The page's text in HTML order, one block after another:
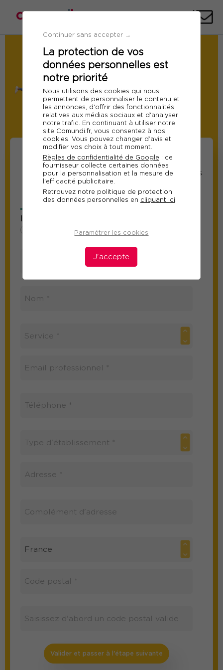
Continuer sans accepter →
La protection de vos
données personnelles est
notre priorité
Nous utilisons des cookies qui nous
permettent de personnaliser le contenu et
les annonces, d'offrir des fonctionnalités
relatives aux médias sociaux et d'analyser
notre trafic. En continuant à utiliser notre
site Comundi.fr, vous consentez à nos
cookies. Vous pouvez changer d’avis et
modifier vos choix à tout moment.
Règles de confidentialité de Google : ce
fournisseur collecte certaines données
pour la personnalisation et la mesure de
l'efficacité publicitaire.
Retrouvez notre politique de protection
des données personnelles en cliquant ici.
Paramétrer les cookies
J'accepte
Demande de Devis
Formation : Techniques de négociation
Ref 10815
Du 15 au 16 juin 2026
Paris Session garantie
Modifier
Informations sur les
participants
Informations relatives
de la formation
Information sur le participant
M
Valider et passer à l'étape suivante